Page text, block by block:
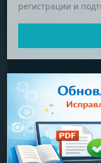
регистрации и